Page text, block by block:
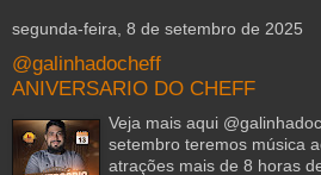
segunda-feira, 8 de setembro de 2025
@galinhadocheff
ANIVERSARIO DO CHEFF
Veja mais aqui
setembro teremos música
atrações mais de 8 horas